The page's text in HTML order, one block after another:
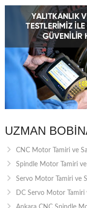
UZMAN
CNC Motor Tamiri ve
Spindle Motor Tamiri ve
Servo Motor Tamiri ve
DC Servo Motor Tamiri